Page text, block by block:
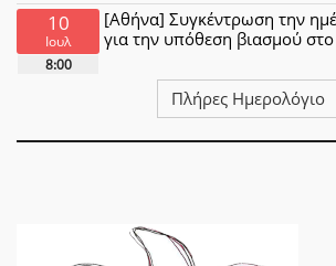
10
Ιουλ
8:00
[Αθήνα] Συγκέντρωση την
για την υπόθεση βιασμού
Πλήρες Ημερολόγιο